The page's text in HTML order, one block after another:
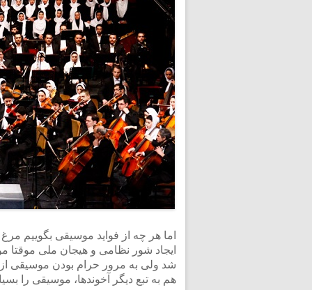
اما هر چه از فواید موسیقی بگوییم
ایجاد شور نظامی و هیجان ملی موقتا
شد ولی به مرور حرام بودن موسیقی
هم به تبع دیگر آخوندها، موسیقی را